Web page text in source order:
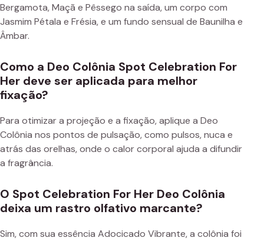
Bergamota, Maçã e Pêssego na saída, um corpo com
Jasmim Pétala e Frésia, e um fundo sensual de Baunilha e
Âmbar.
Como a Deo Colônia Spot Celebration For
Her deve ser aplicada para melhor
fixação?
Para otimizar a projeção e a fixação, aplique a Deo
Colônia nos pontos de pulsação, como pulsos, nuca e
atrás das orelhas, onde o calor corporal ajuda a difundir
a fragrância.
O Spot Celebration For Her Deo Colônia
deixa um rastro olfativo marcante?
Sim, com sua essência Adocicado Vibrante, a colônia foi